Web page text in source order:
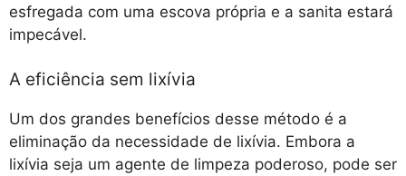
esfregada com uma escova própria e a sanita estará
impecável.
A eficiência sem lixívia
Um dos grandes benefícios desse método é a
eliminação da necessidade de lixívia. Embora a
lixívia seja um agente de limpeza poderoso, pode ser